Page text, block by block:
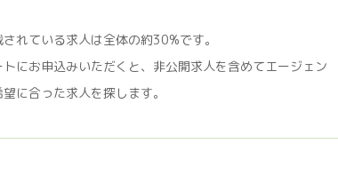
れている求人は全体の約30%です。
にお申込みいただくと、非公開求人を含めてエージェン
に合った求人を探します。